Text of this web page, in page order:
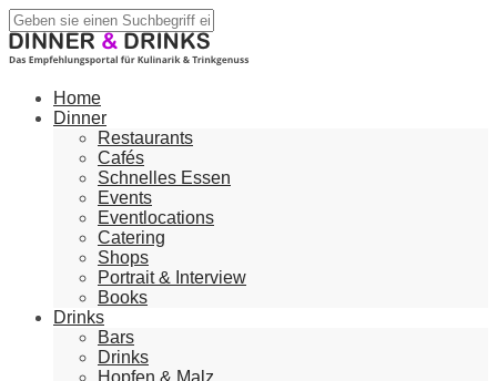
Home
Dinner
Restaurants
Cafés
Schnelles Essen
Events
Eventlocations
Catering
Shops
Portrait & Interview
Books
Drinks
Bars
Drinks
Hopfen & Malz